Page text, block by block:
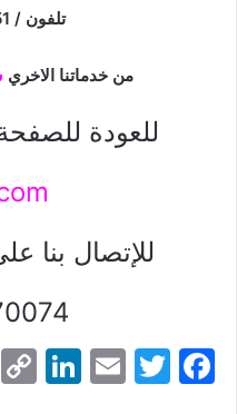
تلفون / 0114996351
من خدماتنا الاخري
للعودة
للإتصال بنا على
F
T
E
Li